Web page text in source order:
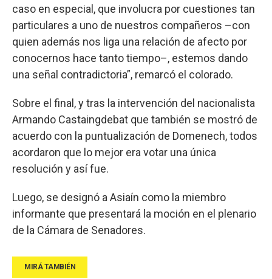
caso en especial, que involucra por cuestiones tan
particulares a uno de nuestros compañeros –con
quien además nos liga una relación de afecto por
conocernos hace tanto tiempo–, estemos dando
una señal contradictoria”, remarcó el colorado.
Sobre el final, y tras la intervención del nacionalista
Armando Castaingdebat que también se mostró de
acuerdo con la puntualización de Domenech, todos
acordaron que lo mejor era votar una única
resolución y así fue.
Luego, se designó a Asiaín como la miembro
informante que presentará la moción en el plenario
de la Cámara de Senadores.